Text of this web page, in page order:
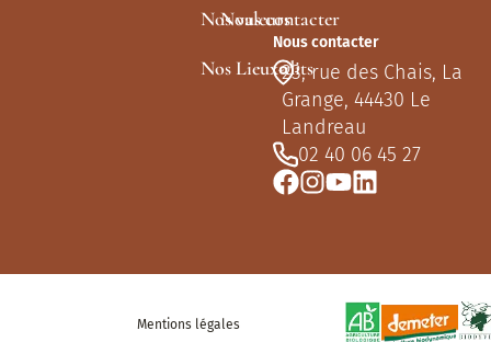
Nos valeurs
Nos Lieux-dits
Nous contacter
Nous contacter
23, rue des Chais, La
Grange, 44430 Le
Landreau
02 40 06 45 27
Mentions légales